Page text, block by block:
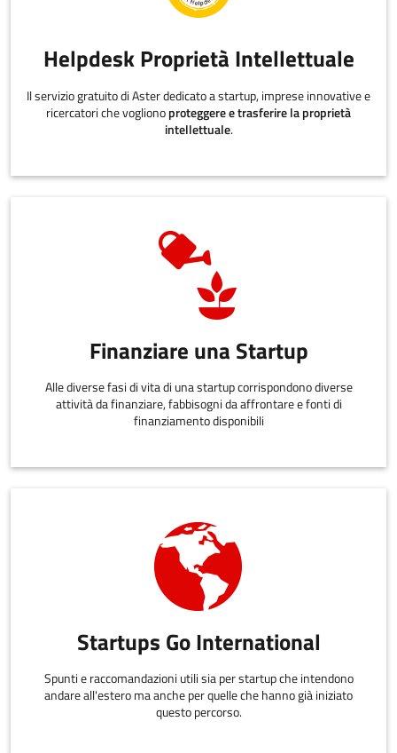
Helpdesk Proprietà Intellettuale
Il servizio gratuito di Aster dedicato a startup, imprese innovative e
ricercatori che voglionoproteggere e trasferire la proprietà
intellettuale.
Finanziare una Startup
Alle diverse fasi di vita di una startup corrispondono diverse
attività da finanziare, fabbisogni da affrontare e fonti di
finanziamento disponibili
Startups Go International
Spunti e raccomandazioni utili sia per startup che intendono
andare all'estero ma anche per quelle che hanno già iniziato
questo percorso.